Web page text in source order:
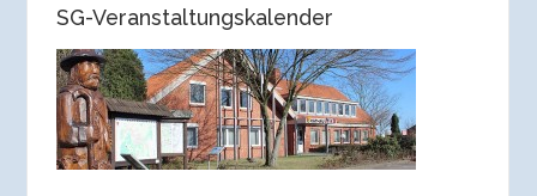
SG-Veranstaltungskalender